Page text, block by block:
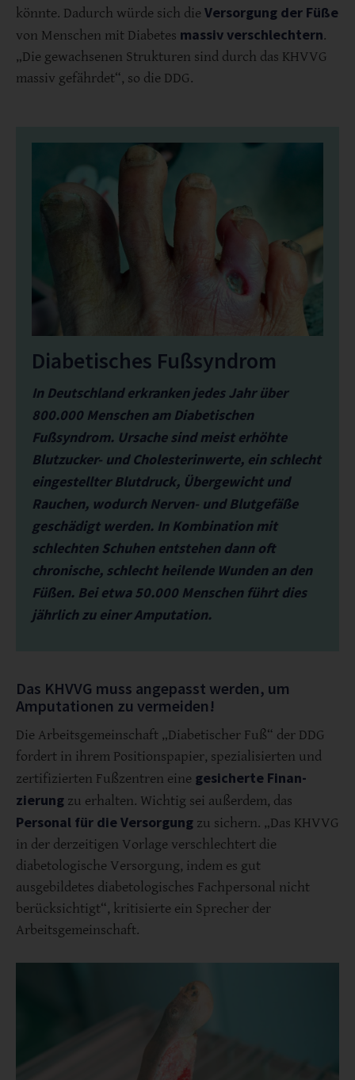
könnte. Dadurch würde sich die Versorgung der Füße
von Menschen mit Diabetes massiv verschlechtern.
„Die gewachsenen Strukturen sind durch das KHVVG
massiv gefährdet“, so die DDG.
Diabetisches Fußsyndrom
In Deutschland erkranken jedes Jahr über
800.000 Menschen am Diabetischen
Fußsyndrom. Ursache sind meist erhöhte
Blutzucker- und Cholesterinwerte, ein schlecht
einge­stell­ter Blutdruck, Übergewicht und
Rauchen, wodurch Nerven- und Blutgefäße
geschädigt werden. In Kombination mit
schlechten Schuhen entstehen dann oft
chronische, schlecht heilende Wunden an den
Füßen. Bei etwa 50.000 Menschen führt dies
jährlich zu einer Amputation.
Das KHVVG muss angepasst werden, um
Amputationen zu vermeiden!
Die Arbeitsgemeinschaft „Diabetischer Fuß“ der DDG
fordert in ihrem Positionspapier, spezialisierten und
zertifizierten Fußzentren eine gesicherte Finan­
zierung zu erhalten. Wichtig sei außerdem, das
Personal für die Versorgung zu sichern. „Das KHVVG
in der derzeitigen Vorlage ver­schlechtert die
diabetologische Versorgung, indem es gut
ausgebildetes diabetologisches Fachpersonal nicht
berücksichtigt“, kritisierte ein Sprecher der
Arbeitsgemeinschaft.